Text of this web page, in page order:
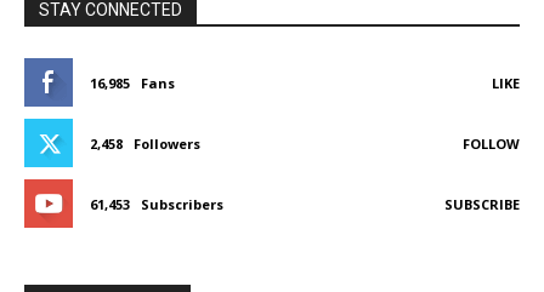
STAY CONNECTED
16,985 Fans LIKE
2,458 Followers FOLLOW
61,453 Subscribers SUBSCRIBE